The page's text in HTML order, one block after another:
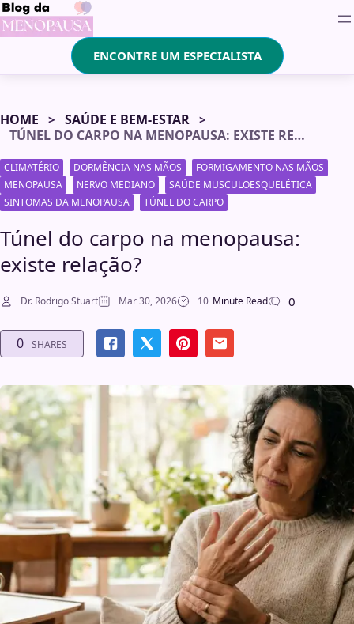
ENCONTRE UM ESPECIALISTA
HOME
SAÚDE E BEM-ESTAR
TÚNEL DO CARPO NA MENOPAUSA: EXISTE RELAÇÃO?
CLIMATÉRIO DORMÊNCIA NAS MÃOS
FORMIGAMENTO NAS MÃOS
MENOPAUSA
NERVO MEDIANO
SAÚDE MUSCULOESQUELÉTICA
SINTOMAS DA MENOPAUSA
TÚNEL DO CARPO
Túnel do carpo na menopausa:
existe relação?
Dr. Rodrigo Stuart Mar 30, 2026 10 Minute Read 0
0 SHARES